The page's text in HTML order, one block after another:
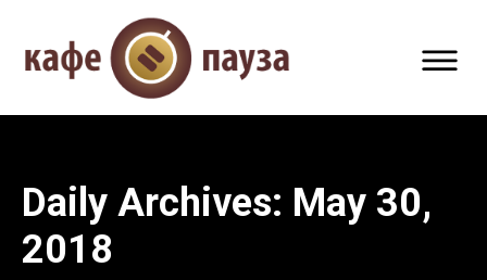
Daily Archives: May 30,
2018